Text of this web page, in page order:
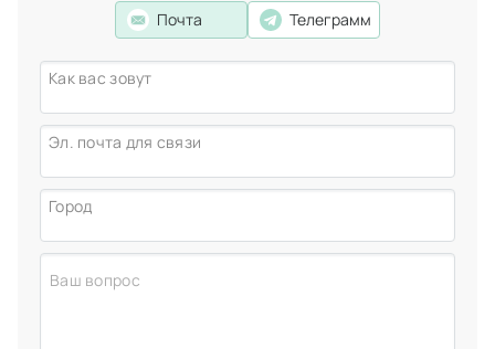
коронка на зубы никакого не доставляет, при условии,
что она сделана по всем правилам.
Пастьян Андрей Альбертович
хирург-имплантолог,
Почта Телеграмм
Как вас зовут
Эл. почта для связи
Город